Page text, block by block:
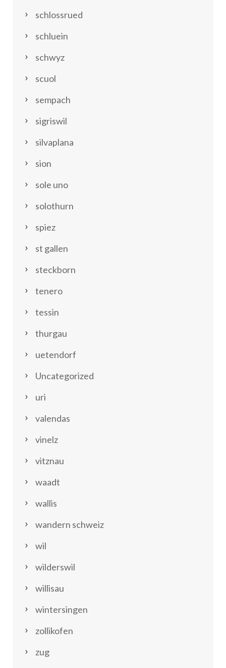
schlossrued
schluein
schwyz
scuol
sempach
sigriswil
silvaplana
sion
sole uno
solothurn
spiez
st gallen
steckborn
tenero
tessin
thurgau
uetendorf
Uncategorized
uri
valendas
vinelz
vitznau
waadt
wallis
wandern schweiz
wil
wilderswil
willisau
wintersingen
zollikofen
zug